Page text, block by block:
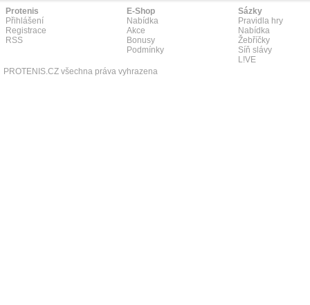
Protenis
Přihlášení
Registrace
RSS
E-Shop
Nabídka
Akce
Bonusy
Podmínky
Sázky
Pravidla hry
Nabídka
Žebříčky
Síň slávy
L!VE
PROTENIS.CZ všechna práva vyhrazena